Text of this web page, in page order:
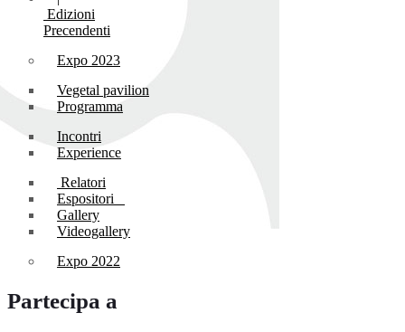
Edizioni
Precendenti
Expo 2023
Vegetal pavilion
Programma
Incontri
Experience
Relatori
Espositori
Gallery
Videogallery
Expo 2022
Partecipa a